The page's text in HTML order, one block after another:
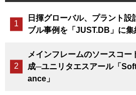
日揮グローバル、プラント設
ブル事例を「JUST.DB」に集
メインフレームのソースコー
成─ユニリタエスアール「
ance」